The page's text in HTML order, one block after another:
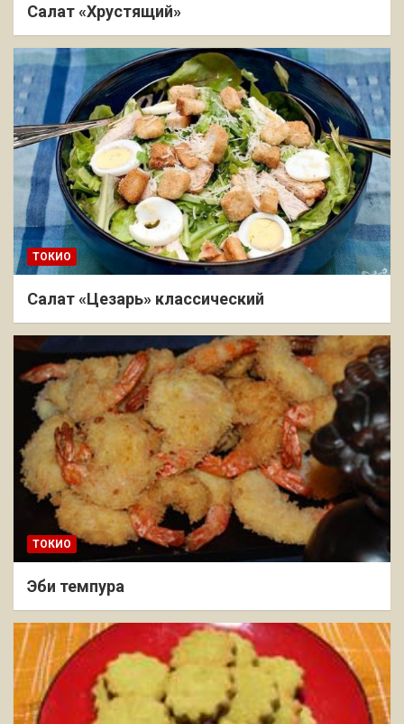
Салат «Хрустящий»
ТОКИО
Салат «Цезарь» классический
ТОКИО
Эби темпура